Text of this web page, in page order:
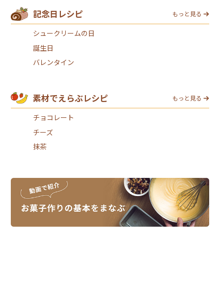
記念日レシピ もっと見る
シュークリームの日
誕生日
バレンタイン
素材でえらぶレシピ もっと見る
チョコレート
チーズ
抹茶